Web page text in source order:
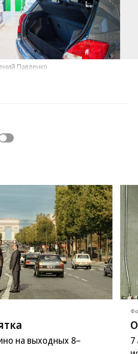
Павленко
на выходных 8–
7